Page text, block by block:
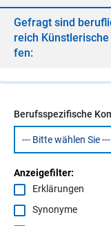
Ge­fragt sind
reich
fen:
Berufsspezifische
Anzeigefilter:
Erklärungen
Synonyme